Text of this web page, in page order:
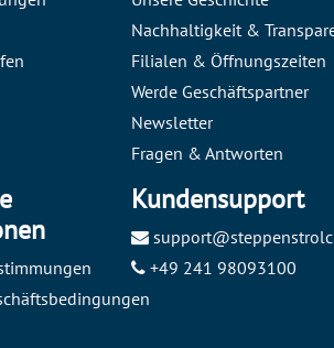
Nachhaltigkeit &
Filialen & Öffnungszeiten
Werde Geschäftspartner
Newsletter
Fragen & Antworten
Kundensupport
+49 241 98093100